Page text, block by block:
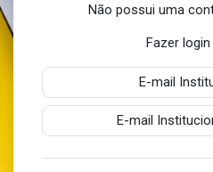
Não possui uma
Fazer
E-mail
E-mail